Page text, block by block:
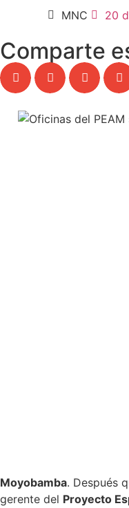
MNC
20
Comparte
Moyobamba. Después
gerente del Proyecto